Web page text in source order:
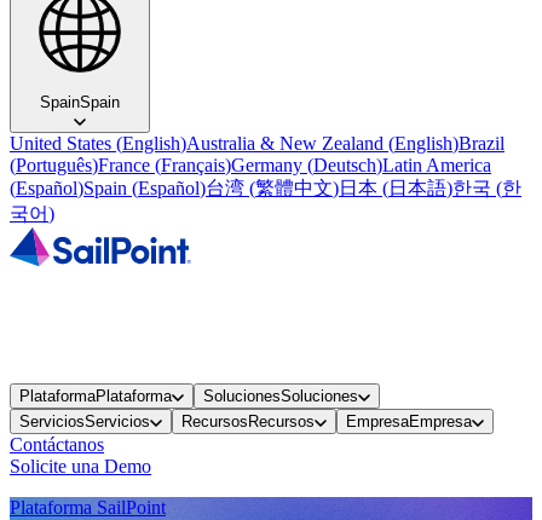
SpainSpain
United States (English)Australia & New Zealand (English)Brazil
(Português)France (Français)Germany (Deutsch)Latin America
(Español)Spain (Español)台湾 (繁體中文)日本 (日本語)한국 (한
국어)
PlataformaPlataforma SolucionesSoluciones
ServiciosServicios Recursos Recursos EmpresaEmpresa
Contáctanos
Solicite una Demo
Plataforma SailPoint